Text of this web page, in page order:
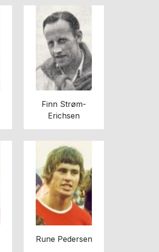
Finn Strøm-
Erichsen
Rune Pedersen